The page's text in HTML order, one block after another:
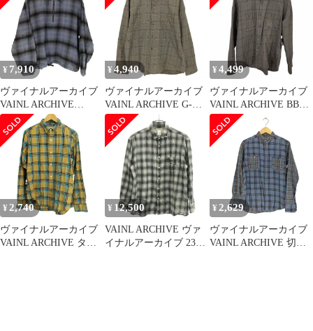
ズ LARGE
¥ 7,910
ヴァイナルアーカイブ
VAINL ARCHIVE
ANORAC-C メンズ
JPN：M
¥ 4,940
ヴァイナルアーカイブ
VAINL ARCHIVE G-
CHECK 千鳥格子 シャ
ツ メンズ JPN：L
¥ 4,499
ヴァイナルアーカイブ
VAINL ARCHIVE BBN
SHIRTS ルーズシルエ
ットチェックシャツ メ
ンズ JPN：M
¥ 2,740
ヴァイナルアーカイブ
VAINL ARCHIVE ター
¥ 12,500
VAINL ARCHIVE ヴァ
イナルアーカイブ 23SS
¥ 2,629
ヴァイナルアーカイブ
VAINL ARCHIVE 切替